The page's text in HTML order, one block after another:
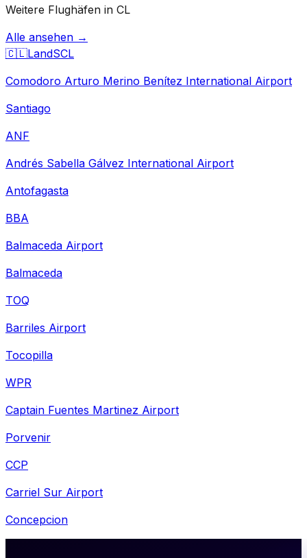
Weitere Flughäfen in CL
Alle ansehen →
🇨🇱LandSCL
Comodoro Arturo Merino Benítez International Airport
Santiago
ANF
Andrés Sabella Gálvez International Airport
Antofagasta
BBA
Balmaceda Airport
Balmaceda
TOQ
Barriles Airport
Tocopilla
WPR
Captain Fuentes Martinez Airport
Porvenir
CCP
Carriel Sur Airport
Concepcion